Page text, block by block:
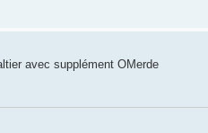
avec supplément OMerde